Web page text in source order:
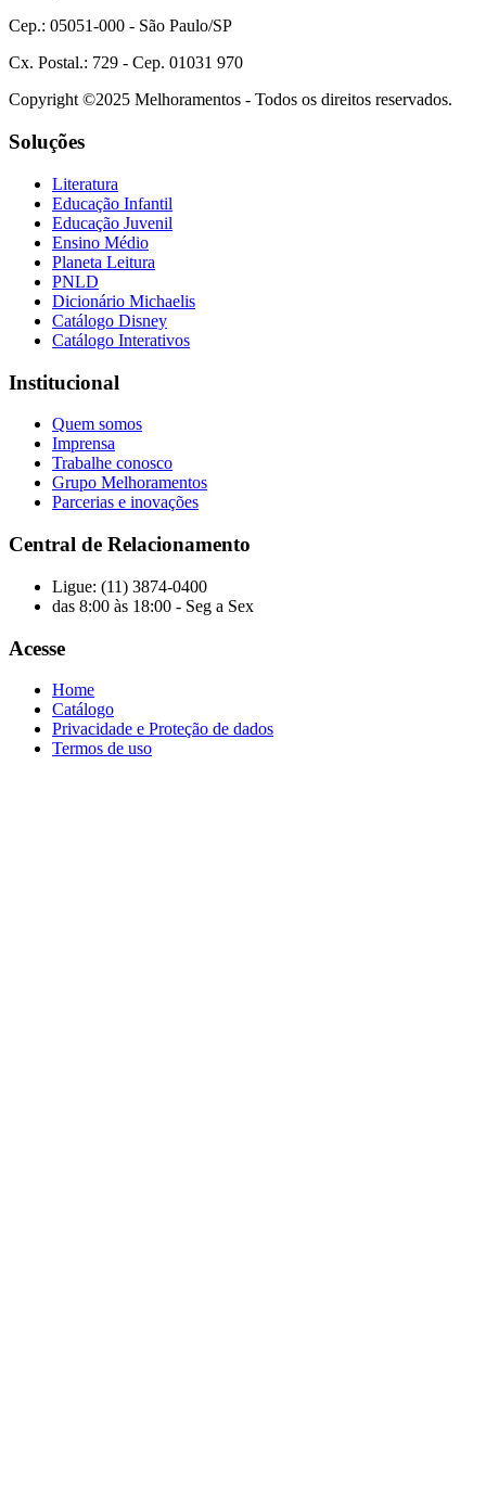
Cep.: 05051-000 - São Paulo/SP
Cx. Postal.: 729 - Cep. 01031 970
Copyright ©2025 Melhoramentos - Todos os direitos reservados.
Soluções
Literatura
Educação Infantil
Educação Juvenil
Ensino Médio
Planeta Leitura
PNLD
Dicionário Michaelis
Catálogo Disney
Catálogo Interativos
Institucional
Quem somos
Imprensa
Trabalhe conosco
Grupo Melhoramentos
Parcerias e inovações
Central de Relacionamento
Ligue: (11) 3874-0400
das 8:00 às 18:00 - Seg a Sex
Acesse
Home
Catálogo
Privacidade e Proteção de dados
Termos de uso